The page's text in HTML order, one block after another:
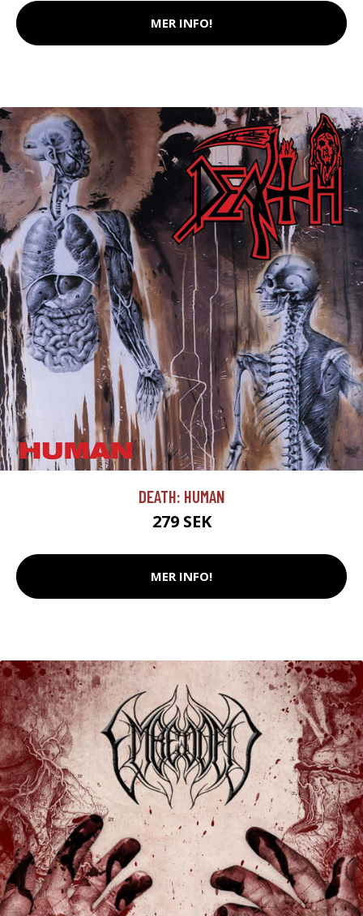
MER INFO!
DEATH: HUMAN
279 SEK
MER INFO!